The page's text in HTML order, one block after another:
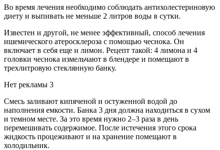
Во время лечения необходимо соблюдать антихолестериновую
диету и выпивать не меньше 2 литров воды в сутки.
Известен и другой, не менее эффективный, способ лечения
ишемического атеросклероза с помощью чеснока. Он
включает в себя еще и лимон. Рецепт такой: 4 лимона и 4
головки чеснока измельчают в блендере и помещают в
трехлитровую стеклянную банку.
Нет рекламы 3
Смесь заливают кипяченой и остуженной водой до
наполнения емкости. Банка 3 дня должна находиться в сухом
и темном месте. За это время нужно 2–3 раза в день
перемешивать содержимое. После истечения этого срока
жидкость процеживают и на хранение помещают в
холодильник.